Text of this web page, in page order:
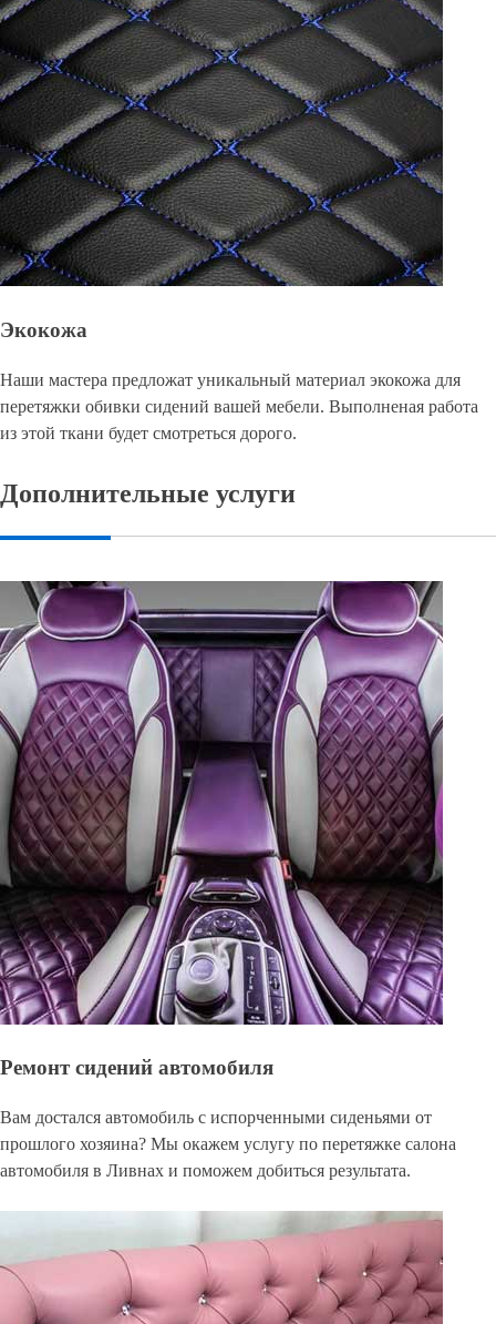
Экокожа
Наши мастера предложат уникальный материал экокожа для
перетяжки обивки сидений вашей мебели. Выполненая работа
из этой ткани будет смотреться дорого.
Дополнительные услуги
Ремонт сидений автомобиля
Вам достался автомобиль с испорченными сиденьями от
прошлого хозяина? Мы окажем услугу по перетяжке салона
автомобиля в Ливнах и поможем добиться результата.